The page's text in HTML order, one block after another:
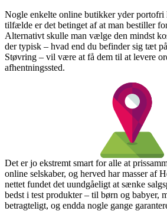
Nogle enkelte online butikker yder portofri
tilfælde er det betinget af at man bestiller
Alternativt skulle man vælge den mindst
der typisk – hvad end du befinder sig tæt
Støvring – vil være at få dem til at levere
afhentningssted.
Det er jo ekstremt smart for alle at
online selskaber, og herved har masser af
nettet fundet det uundgåeligt at sænke
bedst i test produkter – til børn og babyer,
betragteligt, og endda nogle gange